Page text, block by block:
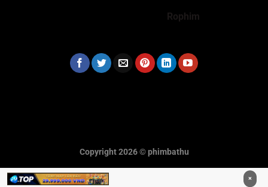
Rophim
Copyright 2026 ©phimbathu
×